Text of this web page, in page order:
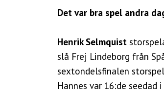
Det var bra spel andra
Henrik Selmquist
slå Frej Lindeborg från
sextondelsfinalen
Hannes var 16:de